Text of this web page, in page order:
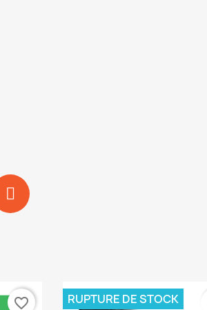
favorite_border RUPTURE DE STOCK